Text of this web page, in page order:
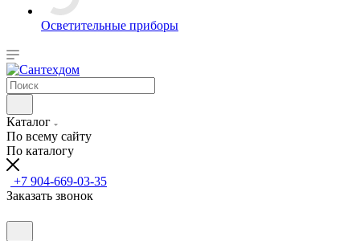
Осветительные приборы
Каталог
По всему сайту
По каталогу
+7 904-669-03-35
Заказать звонок